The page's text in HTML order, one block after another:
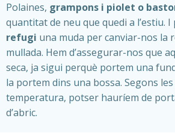
Polaines, grampons i piolet o
quantitat de neu que quedi a l’estiu.
refugi una muda per canviar-nos la
mullada. Hem d’assegurar-nos que
seca, ja sigui perquè portem una
la portem dins una bossa. Segons
temperatura, potser hauríem de
d’abric.